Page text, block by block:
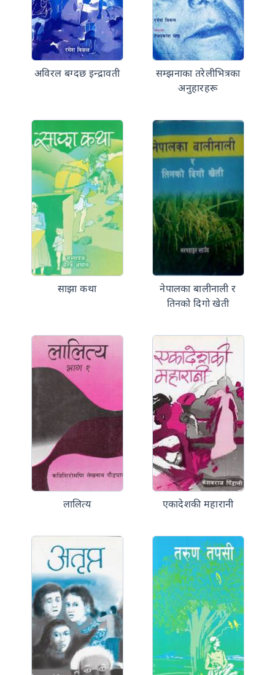
अविरल बग्दछ इन्द्रावती
सम्झनाका तरेलीभित्रका
अनुहारहरू
साझा कथा
नेपालका बालीनाली र
तिनको दिगो खेती
लालित्य एकादेशकी महारानी